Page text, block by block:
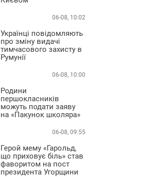
06-08, 10:02
Українці повідомляють
про зміну видачі
тимчасового захисту в
Румунії
06-08, 10:00
Родини
першокласників
можуть подати заяву
на «Пакунок школяра»
06-08, 09:55
Герой мему «Гарольд,
що приховує біль» став
фаворитом на пост
президента Угорщини